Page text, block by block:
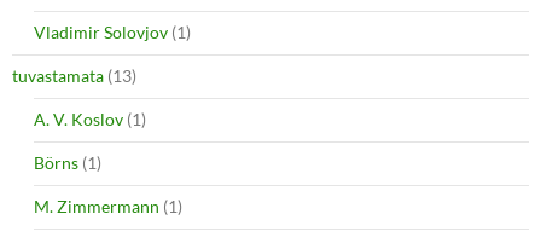
Vladimir Solovjov (1)
tuvastamata (13)
A. V. Koslov (1)
Börns (1)
M. Zimmermann (1)